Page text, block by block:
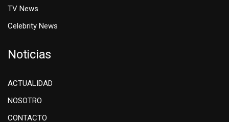
TV News
Celebrity News
Noticias
ACTUALIDAD
NOSOTRO
CONTACTO